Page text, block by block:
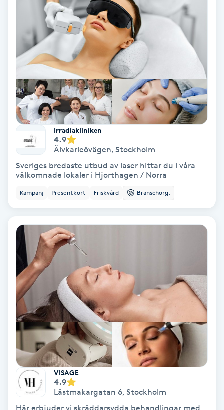
Läpptatuering
Manikyr & Pedikyr
Massage
Medial vägledning
Meditation
Medium
Megavolymfransar
Melasma
Mesoterapi
MicroPen
Microshading
Mixfransar
Irradiakliniken
4.9
Älvkarleövägen, Stockholm
Sveriges bredaste utbud av laser hittar du i våra
välkomnade lokaler i Hjorthagen / Norra
Kampanj Presentkort Friskvård Branschorg.
VISAGE
4.9
Lästmakargatan 6, Stockholm